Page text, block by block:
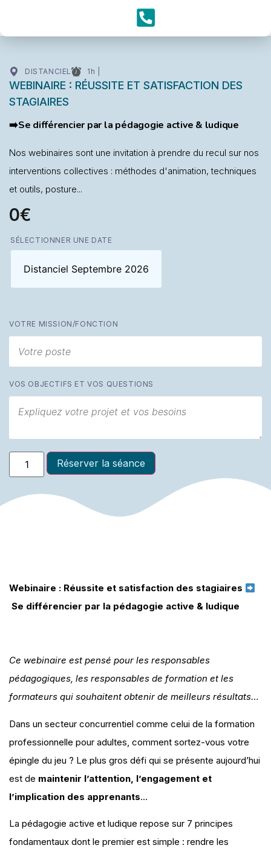
DISTANCIEL 1h |
WEBINAIRE : RÉUSSITE ET SATISFACTION DES
STAGIAIRES
➡️Se différencier par la pédagogie active & ludique
Nos webinaires sont une invitation à prendre du recul sur nos
interventions collectives : méthodes d'animation, techniques
et outils, posture...
0€
SÉLECTIONNER UNE DATE
Distanciel Septembre 2026
VOTRE MISSION/FONCTION
VOS OBJECTIFS ET VOS QUESTIONS
Réserver la séance
Webinaire : Réussite et satisfaction des stagiaires
Se différencier par la pédagogie active & ludique
Ce webinaire est pensé pour les responsables
pédagogiques, les responsables de formation et les
formateurs qui souhaitent obtenir de meilleurs résultats…
Dans un secteur concurrentiel comme celui de la formation
professionnelle pour adultes, comment sortez-vous votre
épingle du jeu ? Le plus gros défi qui se présente aujourd’hui
est de maintenir l’attention, l’engagement et
l’implication des apprenants…
La pédagogie active et ludique repose sur 7 principes
fondamentaux dont le premier est simple : rendre les